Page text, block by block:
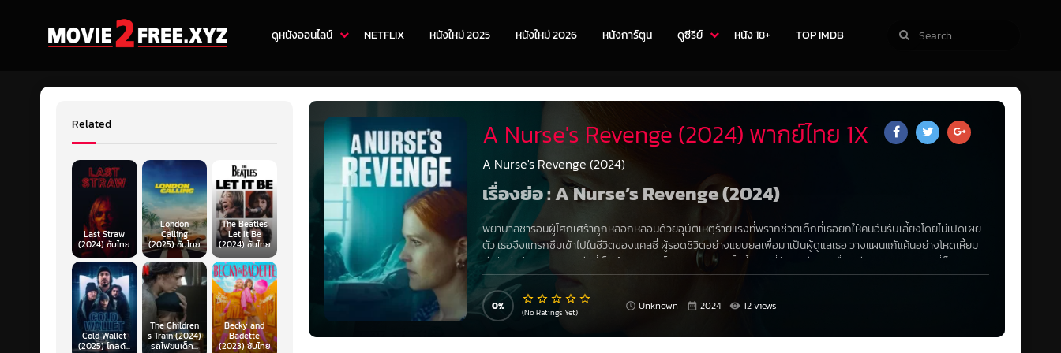
ดูหนังออนไลน์ NETFLIX หนังใหม่ 2025 หนังใหม่ 2026 หนังการ์ตูน ดูซีรีย์ หนัง 18+ TOP IMDB
A Nurse's Revenge (2024) พากย์ไทย 1X
A Nurse's Revenge (2024)
เรื่องย่อ : A Nurse’s Revenge (2024)
พยาบาลชารอนผู้โศกเศร้าถูกหลอกหลอนด้วยอุบัติเหตุร้ายแรงที่พรากชีวิตเด็กที่เธอยกให้คนอื่นรับเลี้ยงโดยไม่เปิดเผย
ตัว เธอจึงแทรกซึมเข้าไปในชีวิตของแคสซี่ ผู้รอดชีวิตอย่างแยบยลเพื่อมาเป็นผู้ดูแลเธอ วางแผนแก้แค้นอย่างโหดเหี้ยม
ต่อวัยรุ่นผู้ประมาทเลินเล่อที่เป็นต้นเหตุของโศกนาฏกรรมครั้งนี้ ขณะที่ผู้รอดชีวิตคนอื่นๆ ค่อยๆ ตายลง แคสซี่ก็เปิดเผย
ความเชื่อมโยงลับๆ ที่ชารอนมีต่อผู้ตาย รวมถึงเจตนาร้ายของเธอ
0 (No Ratings Yet) Unknown 2024 12 views
Related
Last Straw
(2024) ซับไทย
London
Calling
(2025) ซับไทย
The Beatles
Let It Be
(2024) ซับไทย
Cold Wallet
(2025) โคลด์...
The Children
s Train (2024)
รถไฟขนเด็ก...
Becky and
Badette
(2023) ซับไทย